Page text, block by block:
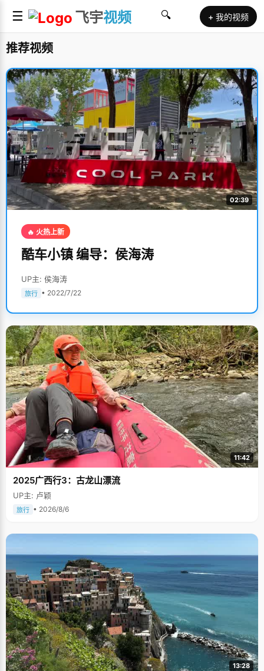
☰ 飞宇视频 🔍 + 我的视频
推荐视频
02:39
🔥 火热上新
酷车小镇 编导：侯海涛
UP主: 侯海涛
旅行 • 2022/7/22
11:42
2025广西行3：古龙山漂流
UP主: 卢颖
旅行 • 2026/8/6
13:28